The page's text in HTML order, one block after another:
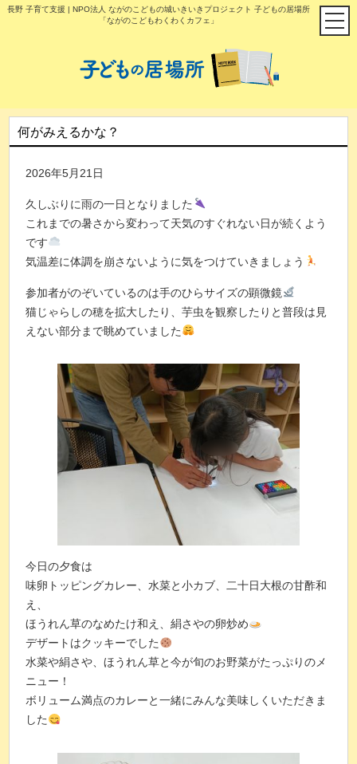
長野 子育て支援 | NPO法人 ながのこどもの城いきいきプロジェクト 子どもの居場所
「ながのこどもわくわくカフェ」
何がみえるかな？
2026年5月21日
久しぶりに雨の一日となりました
これまでの暑さから変わって天気のすぐれない日が続くよう
です
気温差に体調を崩さないように気をつけていきましょう
参加者がのぞいているのは手のひらサイズの顕微鏡
猫じゃらしの穂を拡大したり、芋虫を観察したりと普段は見
えない部分まで眺めていました
今日の夕食は
味卵トッピングカレー、水菜と小カブ、二十日大根の甘酢和
え、
ほうれん草のなめたけ和え、絹さやの卵炒め
デザートはクッキーでした
水菜や絹さや、ほうれん草と今が旬のお野菜がたっぷりのメ
ニュー！
ボリューム満点のカレーと一緒にみんな美味しくいただきま
した